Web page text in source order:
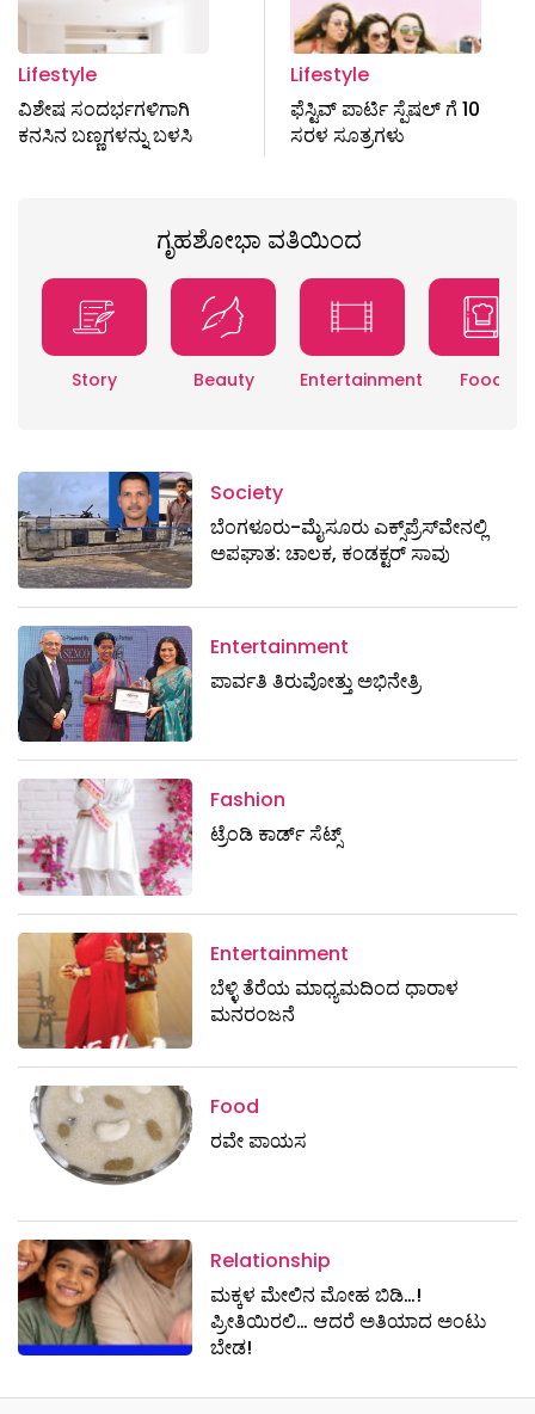
Lifestyle
ವಿಶೇಷ ಸಂದರ್ಭಗಳಿಗಾಗಿ
ಕನಸಿನ ಬಣ್ಣಗಳನ್ನು ಬಳಸಿ
Lifestyle
ಫೆಸ್ಟಿವ್ ಪಾರ್ಟಿ ಸ್ಪೆಷಲ್ ಗೆ 10
ಸರಳ ಸೂತ್ರಗಳು
ಗೃಹಶೋಭಾ ವತಿಯಿಂದ
Story Beauty Entertainment Food
Society
ಬೆಂಗಳೂರು-ಮೈಸೂರು ಎಕ್ಸ್​ಪ್ರೆಸ್‌ವೇನಲ್ಲಿ
ಅಪಘಾತ: ಚಾಲಕ, ಕಂಡಕ್ಟರ್ ಸಾವು
Entertainment
ಪಾರ್ವತಿ ತಿರುವೋತ್ತು ಅಭಿನೇತ್ರಿ
Fashion
ಟ್ರೆಂಡಿ ಕಾರ್ಡ್‌ ಸೆಟ್ಸ್
Entertainment
ಬೆಳ್ಳಿ ತೆರೆಯ ಮಾಧ್ಯಮದಿಂದ ಧಾರಾಳ
ಮನರಂಜನೆ
Food
ರವೇ ಪಾಯಸ
Relationship
ಮಕ್ಕಳ ಮೇಲಿನ ಮೋಹ ಬಿಡಿ…!
ಪ್ರೀತಿಯಿರಲಿ… ಆದರೆ ಅತಿಯಾದ ಅಂಟು
ಬೇಡ!